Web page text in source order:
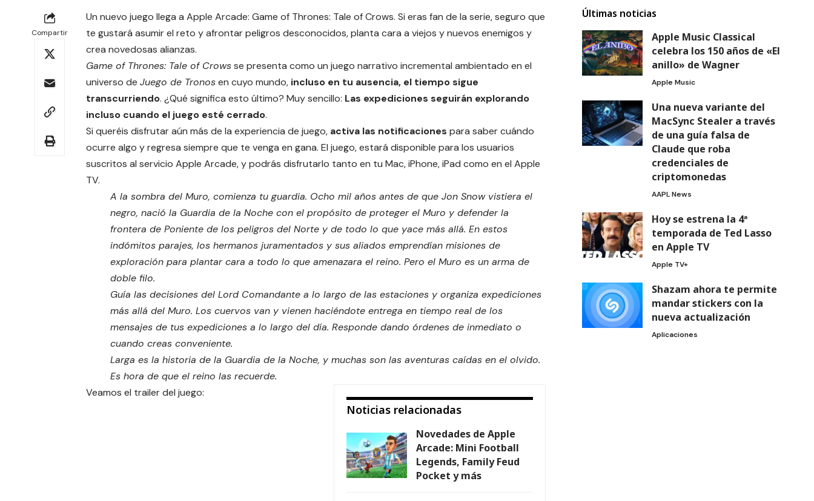
Compartir
Un nuevo juego llega a Apple Arcade: Game of Thrones: Tale of Crows. Si eras fan de la serie, seguro que
te gustará asumir el reto y afrontar peligros desconocidos, planta cara a viejos y nuevos enemigos y
crea novedosas alianzas.
Game of Thrones: Tale of Crowsse presenta como un juego narrativo incremental ambientado en el
universo de Juego de Tronosen cuyo mundo, incluso en tu ausencia, el tiempo sigue
transcurriendo. ¿Qué significa esto último? Muy sencillo: Las expediciones seguirán explorando
incluso cuando el juego esté cerrado.
Si queréis disfrutar aún más de la experiencia de juego, activa las notificaciones para saber cuándo
ocurre algo y regresa siempre que te venga en gana. El juego, estará disponible para los usuarios
suscritos al servicio Apple Arcade, y podrás disfrutarlo tanto en tu Mac, iPhone, iPad como en el Apple
TV.
A la sombra del Muro, comienza tu guardia. Ocho mil años antes de que Jon Snow vistiera el
negro, nació la Guardia de la Noche con el propósito de proteger el Muro y defender la
frontera de Poniente de los peligros del Norte y de todo lo que yace más allá. En estos
indómitos parajes, los hermanos juramentados y sus aliados emprendían misiones de
exploración para plantar cara a todo lo que amenazara el reino. Pero el Muro es un arma de
doble filo.
Guía las decisiones del Lord Comandante a lo largo de las estaciones y organiza expediciones
más allá del Muro. Los cuervos van y vienen haciéndote entrega en tiempo real de los
mensajes de tus expediciones a lo largo del día. Responde dando órdenes de inmediato o
cuando creas conveniente.
Larga es la historia de la Guardia de la Noche, y muchas son las aventuras caídas en el olvido.
Es hora de que el reino las recuerde.
Noticias relacionadas
Novedades de Apple
Arcade: Mini Football
Legends, Family Feud
Pocket y más
Veamos el trailer del juego:
Últimas noticias
Apple Music Classical
celebra los 150 años de «El
anillo» de Wagner
Apple Music
Una nueva variante del
MacSync Stealer a través
de una guía falsa de
Claude que roba
credenciales de
criptomonedas
AAPL News
Hoy se estrena la 4ª
temporada de Ted Lasso
en Apple TV
Apple TV+
Shazam ahora te permite
mandar stickers con la
nueva actualización
Aplicaciones